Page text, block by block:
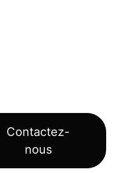
Contactez-
nous